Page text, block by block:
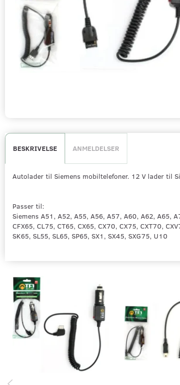
BESKRIVELSE ANMELDELSER
Autolader til Siemens mobiltelefoner. 12 V lader til
Passer til:
Siemens A51, A52, A55, A56, A57, A60, A62, A65,
CFX65, CL75, CT65, CX65, CX70, CX75, CXT70,
SK65, SL55, SL65, SP65, SX1, SX45, SXG75, U10